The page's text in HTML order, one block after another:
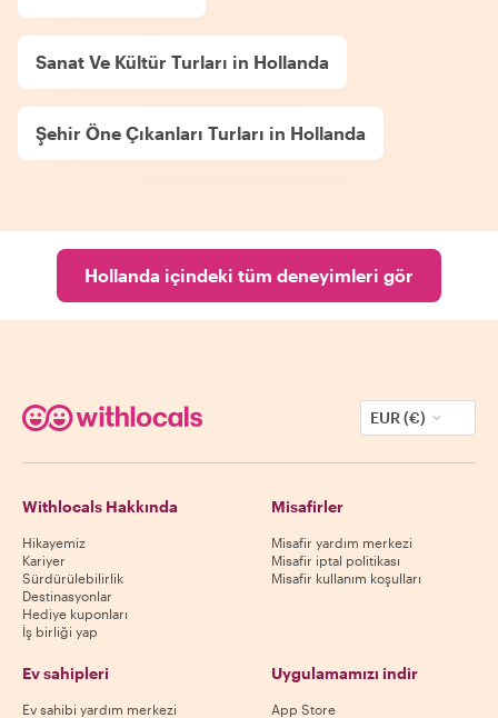
Sanat Ve Kültür Turları in Hollanda
Şehir Öne Çıkanları Turları in Hollanda
Hollanda içindeki tüm deneyimleri gör
EUR (€)
Withlocals Hakkında
Hikayemiz
Kariyer
Sürdürülebilirlik
Destinasyonlar
Hediye kuponları
İş birliği yap
Misafirler
Misafir yardım merkezi
Misafir iptal politikası
Misafir kullanım koşulları
Ev sahipleri
Ev sahibi yardım merkezi
Uygulamamızı indir
App Store